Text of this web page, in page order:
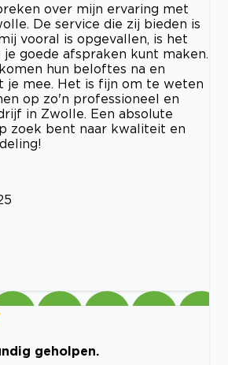
over mijn ervaring met
De service die zij bieden is
vooral is opgevallen, is het
goede afspraken kunt maken.
hun beloftes na en
je mee. Het is fijn om te weten
op zo'n professioneel en
in Zwolle. Een absolute
zoek bent naar kwaliteit en
geholpen.